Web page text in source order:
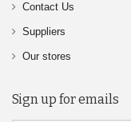
Contact Us
Suppliers
Our stores
Sign up for emails